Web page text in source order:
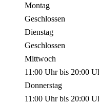
Montag
Geschlossen
Dienstag
Geschlossen
Mittwoch
11:00 Uhrbis 20:00
Donnerstag
11:00 Uhrbis 20:00